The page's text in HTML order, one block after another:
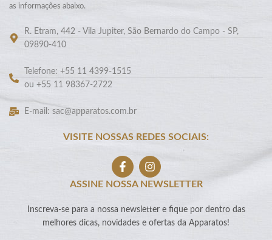
as informações abaixo.
R. Etram, 442 - Vila Jupiter, São Bernardo do Campo - SP,
09890-410
Telefone: +55 11 4399-1515
ou +55 11 98367-2722
E-mail: sac@apparatos.com.br
VISITE NOSSAS REDES SOCIAIS:
ASSINE NOSSA NEWSLETTER
Inscreva-se para a nossa newsletter e fique por dentro das
melhores dicas, novidades e ofertas da Apparatos!